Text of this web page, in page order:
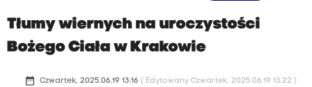
Tłumy wiernych na uroczystości
Bożego Ciała w Krakowie
date_range Czwartek, 2025.06.19 13:16 ( Edytowany Czwartek, 2025.06.19 13:22 )